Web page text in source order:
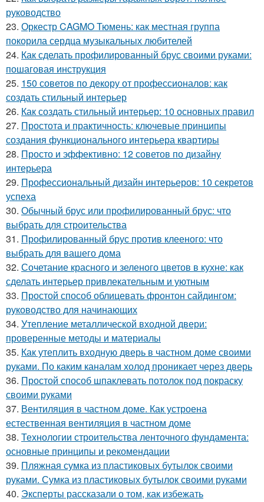
руководство
23. Оркестр CAGMO Тюмень: как местная группа
покорила сердца музыкальных любителей
24. Как сделать профилированный брус своими руками:
пошаговая инструкция
25. 150 советов по декору от профессионалов: как
создать стильный интерьер
26. Как создать стильный интерьер: 10 основных правил
27. Простота и практичность: ключевые принципы
создания функционального интерьера квартиры
28. Просто и эффективно: 12 советов по дизайну
интерьера
29. Профессиональный дизайн интерьеров: 10 секретов
успеха
30. Обычный брус или профилированный брус: что
выбрать для строительства
31. Профилированный брус против клееного: что
выбрать для вашего дома
32. Сочетание красного и зеленого цветов в кухне: как
сделать интерьер привлекательным и уютным
33. Простой способ облицевать фронтон сайдингом:
руководство для начинающих
34. Утепление металлической входной двери:
проверенные методы и материалы
35. Как утеплить входную дверь в частном доме своими
руками. По каким каналам холод проникает через дверь
36. Простой способ шпаклевать потолок под покраску
своими руками
37. Вентиляция в частном доме. Как устроена
естественная вентиляция в частном доме
38. Технологии строительства ленточного фундамента:
основные принципы и рекомендации
39. Пляжная сумка из пластиковых бутылок своими
руками. Сумка из пластиковых бутылок своими руками
40. Эксперты рассказали о том, как избежать